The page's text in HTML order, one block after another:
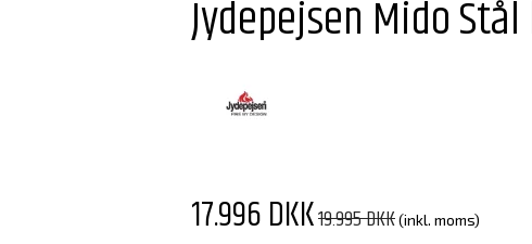
Jydepejsen Mido
17.996 DKK19.995 DKK(inkl. moms)